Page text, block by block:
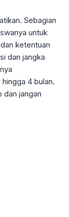
Sebagian
untuk
ketentuan
dan jangka
4 bulan.
dan jangan